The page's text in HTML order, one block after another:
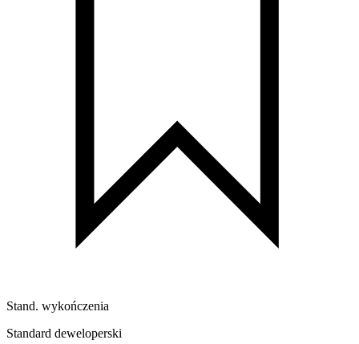
Stand. wykończenia
Standard deweloperski